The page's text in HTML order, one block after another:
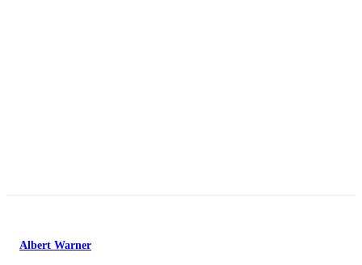
Albert Warner